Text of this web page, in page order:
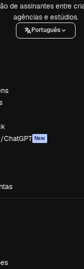
de assinantes entre
agências e estúdios.
Português
ChatGPT New